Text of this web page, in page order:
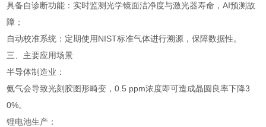
具备自诊断功能：实时监测光学镜面洁净度与激光器寿命，AI预测故
障；
自动校准系统：定期使用NIST标准气体进行溯源，保障数据性。
三、主要应用场景
半导体制造业：
氨气会导致光刻胶图形畸变，0.5 ppm浓度即可造成晶圆良率下降3
0%。
锂电池生产：